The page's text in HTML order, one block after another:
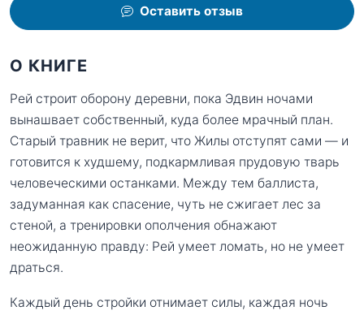
Оставить отзыв
О КНИГЕ
Рей строит оборону деревни, пока Эдвин ночами
вынашвает собственный, куда более мрачный план.
Старый травник не верит, что Жилы отступят сами — и
готовится к худшему, подкармливая прудовую тварь
человеческими останками. Между тем баллиста,
задуманная как спасение, чуть не сжигает лес за
стеной, а тренировки ополчения обнажают
неожиданную правду: Рей умеет ломать, но не умеет
драться.
Каждый день стройки отнимает силы, каждая ночь